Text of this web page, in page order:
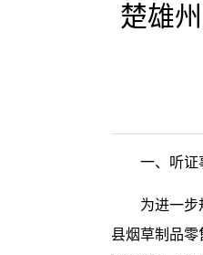
楚雄
一、听证
为进一步
县烟草制品